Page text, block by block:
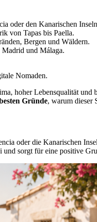
oder den Kanarischen
von Tapas bis Paella.
Bergen und Wäldern.
Madrid und Málaga.
Nomaden.
hoher Lebensqualität
Gründe, warum dieser
oder die Kanarischen
und sorgt für eine positive